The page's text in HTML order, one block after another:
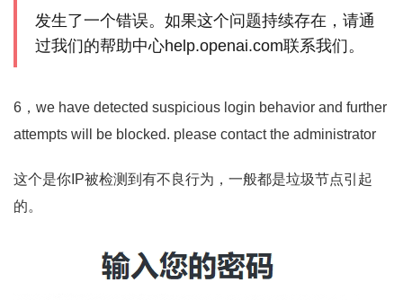
发生了一个错误。如果这个问题持续存在，请通
过我们的帮助中心help.openai.com联系我们。
6，we have detected suspicious login behavior and further
attempts will be blocked. please contact the administrator
这个是你IP被检测到有不良行为，一般都是垃圾节点引起
的。